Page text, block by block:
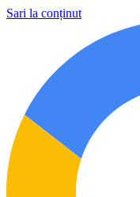
Sari la conținut